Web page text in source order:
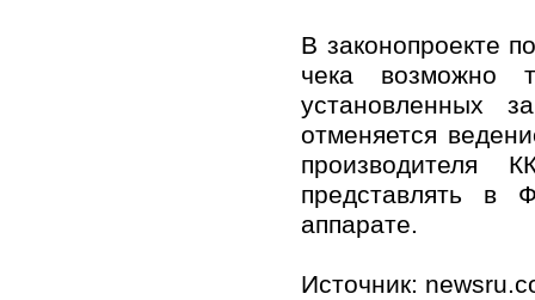
В законопроекте
чека возможно
установленных
отменяется
производителя
представлять в
аппарате.
Источник: